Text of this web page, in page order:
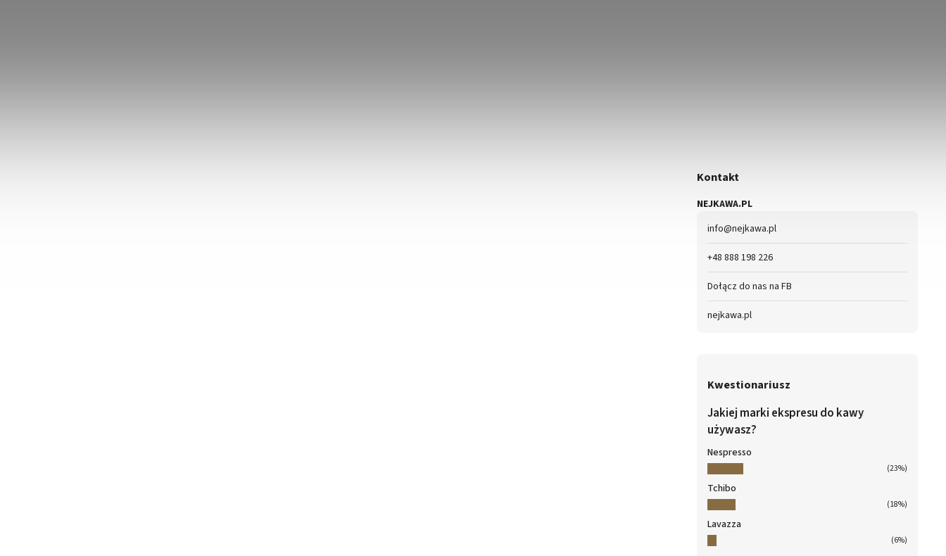
Kontakt
NEJKAWA.PL
info@nejkawa.pl
+48 888 198 226
Dołącz do nas na FB
nejkawa.pl
Kwestionariusz
Jakiej marki ekspresu do kawy
używasz?
Nespresso
(23%)
Tchibo
(18%)
Lavazza
(6%)